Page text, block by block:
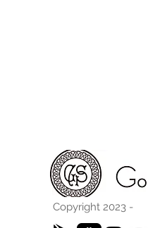
Copyright 2023 -